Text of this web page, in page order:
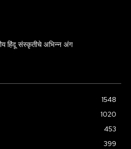
हिंदू संस्कृतीचे अभिन्न अंग
1548
1020
453
399